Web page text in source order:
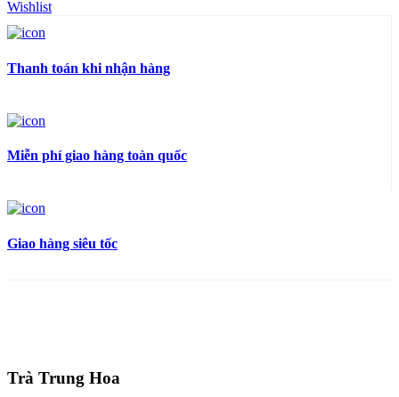
Wishlist
Thanh toán khi nhận hàng
Miễn phí giao hàng toàn quốc
Giao hàng siêu tốc
Trà Trung Hoa